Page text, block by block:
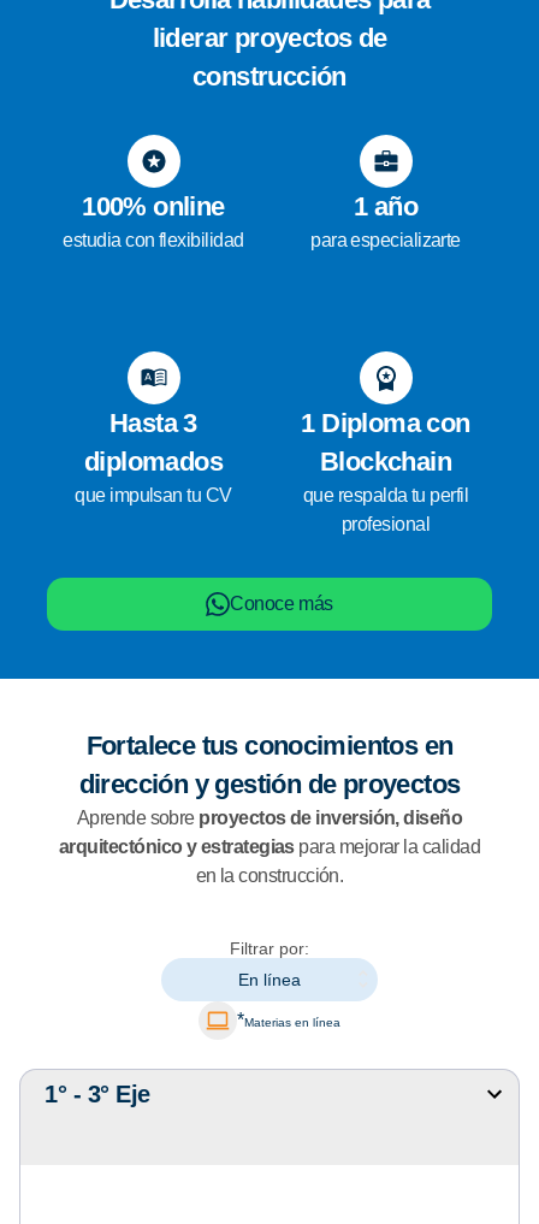
liderar proyectos de
construcción
100% online
estudia con flexibilidad
1 año
para especializarte
Hasta 3
diplomados
que impulsan tu CV
1 Diploma con
Blockchain
que respalda tu perfil
profesional
Conoce más
Fortalece tus conocimientos en
dirección y gestión de proyectos
Aprende sobre proyectos de inversión, diseño
arquitectónico y estrategiaspara mejorar la calidad
en la construcción.
Filtrar por:
En línea
*Materias en línea
1° - 3° Eje
M